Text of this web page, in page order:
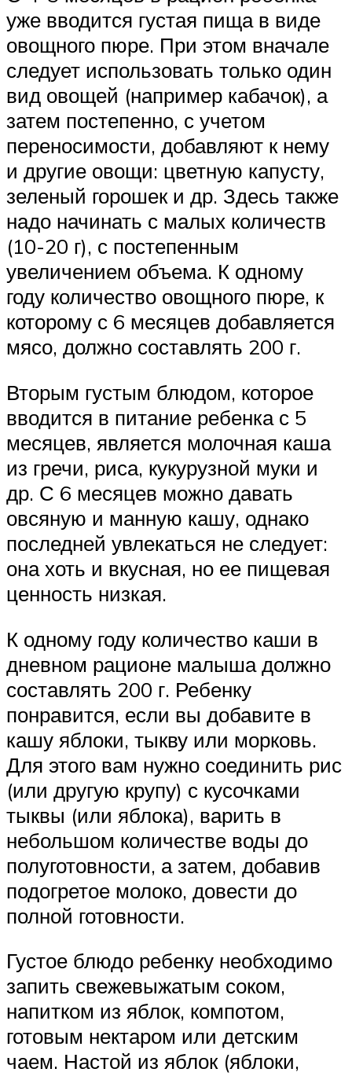
уже вводится густая пища в виде
овощного пюре. При этом вначале
следует использовать только один
вид овощей (например кабачок), а
затем постепенно, с учетом
переносимости, добавляют к нему
и другие овощи: цветную капусту,
зеленый горошек и др. Здесь также
надо начинать с малых количеств
(10-20 г), с постепенным
увеличением объема. К одному
году количество овощного пюре, к
которому с 6 месяцев добавляется
мясо, должно составлять 200 г.
Вторым густым блюдом, которое
вводится в питание ребенка с 5
месяцев, является молочная каша
из гречи, риса, кукурузной муки и
др. С 6 месяцев можно давать
овсяную и манную кашу, однако
последней увлекаться не следует:
она хоть и вкусная, но ее пищевая
ценность низкая.
К одному году количество каши в
дневном рационе малыша должно
составлять 200 г. Ребенку
понравится, если вы добавите в
кашу яблоки, тыкву или морковь.
Для этого вам нужно соединить рис
(или другую крупу) с кусочками
тыквы (или яблока), варить в
небольшом количестве воды до
полуготовности, а затем, добавив
подогретое молоко, довести до
полной готовности.
Густое блюдо ребенку необходимо
запить свежевыжатым соком,
напитком из яблок, компотом,
готовым нектаром или детским
чаем. Настой из яблок (яблоки,